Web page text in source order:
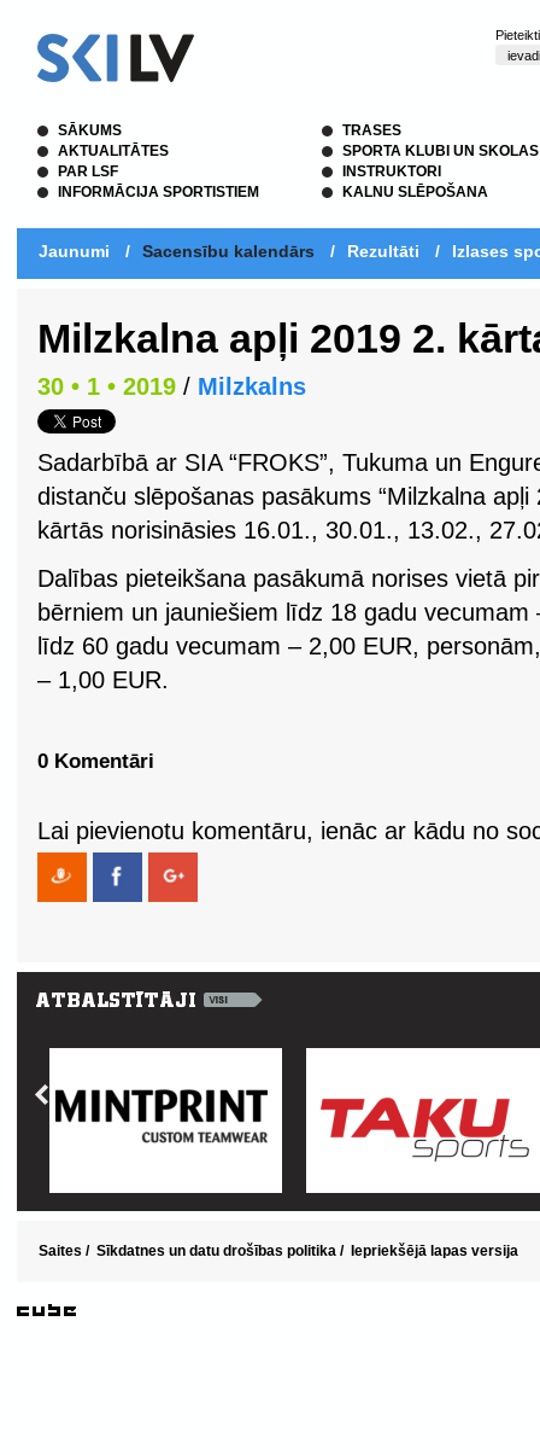
SĀKUMS
AKTUALITĀTES
PAR LSF
INFORMĀCIJA SPORTISTIEM
TRASES
SPORTA KLUBI UN SKOLAS
INSTRUKTORI
KALNU SLĒPOŠANA
Jaunumi / Sacensību kalendārs / Rezultāti / Izlases
Milzkalna apļi 2019 2.
30 • 1 • 2019 / Milzkalns
Sadarbībā ar SIA “FROKS”, Tukuma un
distanču slēpošanas pasākums “Milzkalna
kārtās norisināsies 16.01., 30.01., 13.02.,
Dalības pieteikšana pasākumā norises vietā
bērniem un jauniešiem līdz 18 gadu
līdz 60 gadu vecumam – 2,00 EUR,
– 1,00 EUR.
0 Komentāri
Lai pievienotu komentāru, ienāc ar kādu no
Saites / Sīkdatnes un datu drošības politika / Iepriekšējā lapas versija